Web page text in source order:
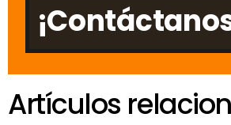
Artículos